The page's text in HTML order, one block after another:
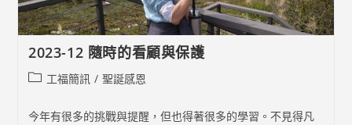
年
2023-12 隨時的看顧與保護
Post工福簡訊 / 聖誕感恩
今年有很多的挑戰與提醒，但也得著很多的學習。不見得凡